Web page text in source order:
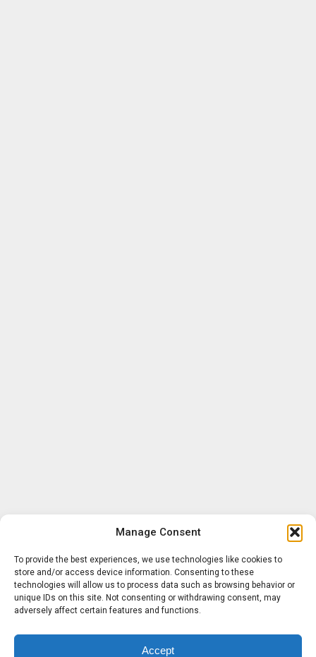
Manage Consent
To provide the best experiences, we use technologies like cookies to
store and/or access device information. Consenting to these
technologies will allow us to process data such as browsing behavior or
unique IDs on this site. Not consenting or withdrawing consent, may
adversely affect certain features and functions.
Accept